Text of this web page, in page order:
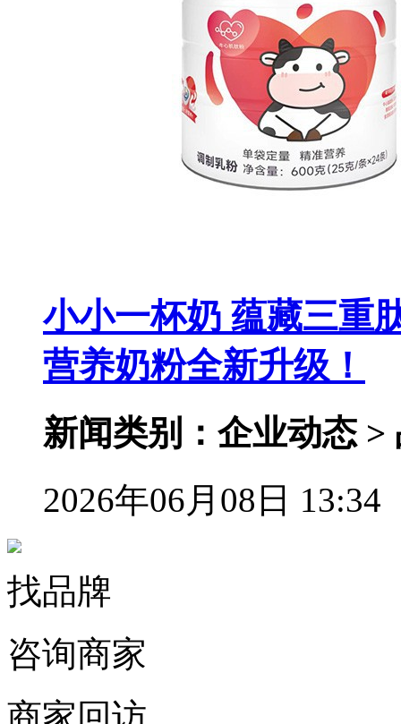
小小一杯奶 蕴藏三
营养奶粉全新升级！
新闻类别：企业动态 >
2026年06月08日 13:34
找品牌
咨询商家